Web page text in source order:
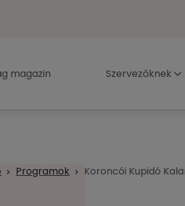
magazin Szervezőknek
Programok Koroncói Kupidó